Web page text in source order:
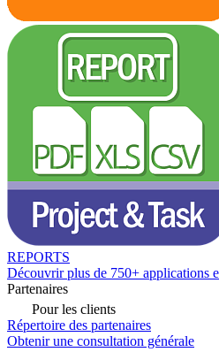
REPORTS
Découvrir plus de 750+ applications
Partenaires
Pour les clients
Répertoire des partenaires
Obtenir une consultation générale